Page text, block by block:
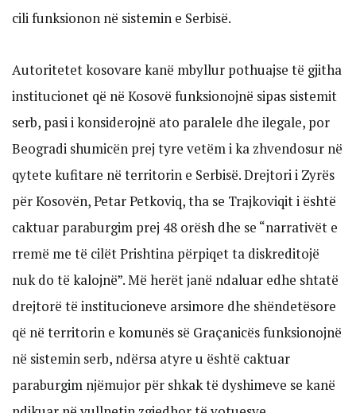
cili funksionon në sistemin e Serbisë.
Autoritetet kosovare kanë mbyllur pothuajse të gjitha
institucionet që në Kosovë funksionojnë sipas sistemit
serb, pasi i konsiderojnë ato paralele dhe ilegale, por
Beogradi shumicën prej tyre vetëm i ka zhvendosur në
qytete kufitare në territorin e Serbisë. Drejtori i Zyrës
për Kosovën, Petar Petkoviq, tha se Trajkoviqit i është
caktuar paraburgim prej 48 orësh dhe se “narrativët e
rremë me të cilët Prishtina përpiqet ta diskreditojë
nuk do të kalojnë”. Më herët janë ndaluar edhe shtatë
drejtorë të institucioneve arsimore dhe shëndetësore
që në territorin e komunës së Graçanicës funksionojnë
në sistemin serb, ndërsa atyre u është caktuar
paraburgim njëmujor për shkak të dyshimeve se kanë